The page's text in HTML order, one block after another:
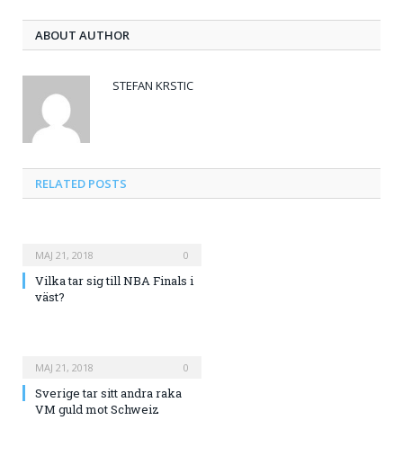
ABOUT AUTHOR
STEFAN KRSTIC
RELATED POSTS
MAJ 21, 2018 0
Vilka tar sig till NBA Finals i
väst?
MAJ 21, 2018 0
Sverige tar sitt andra raka
VM guld mot Schweiz